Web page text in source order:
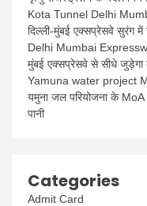
Kota Tunnel Delhi
दिल्ली-मुंबई एक्सप्रेसवे सुरंग में
Delhi Mumbai
मुंबई एक्सप्रेसवे से सीधे जुड़ेगा
Yamuna water project
यमुना जल परियोजना के
पानी
Categories
Admit Card